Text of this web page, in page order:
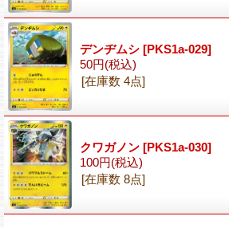
デンヂムシ [PKS1a-029]
50円(税込)
[在庫数 4点]
クワガノン [PKS1a-030]
100円(税込)
[在庫数 8点]